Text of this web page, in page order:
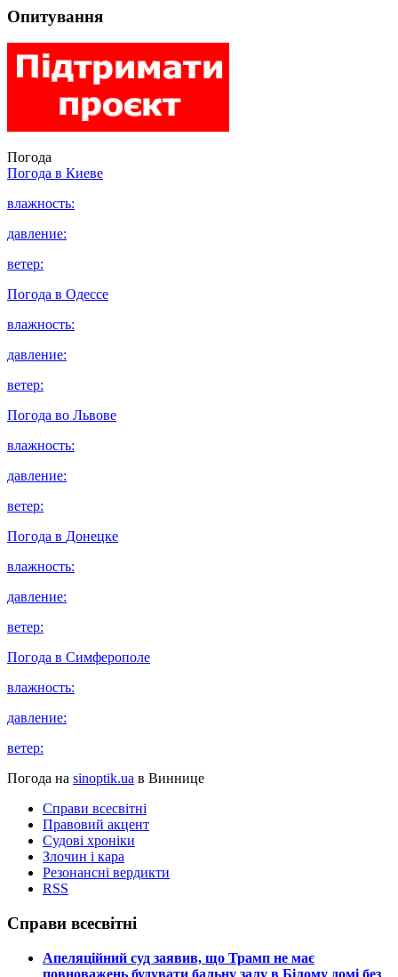
Опитування
Погода
Погода в Киеве
влажность:
давление:
ветер:
Погода в Одессе
влажность:
давление:
ветер:
Погода во Львове
влажность:
давление:
ветер:
Погода в Донецке
влажность:
давление:
ветер:
Погода в Симферополе
влажность:
давление:
ветер:
Погода на sinoptik.ua в Виннице
Справи всесвітні
Правовий акцент
Судові хроніки
Злочин і кара
Резонансні вердикти
RSS
Справи всесвітні
​Апеляційний суд заявив, що Трамп не має
повноважень будувати бальну залу в Білому домі без